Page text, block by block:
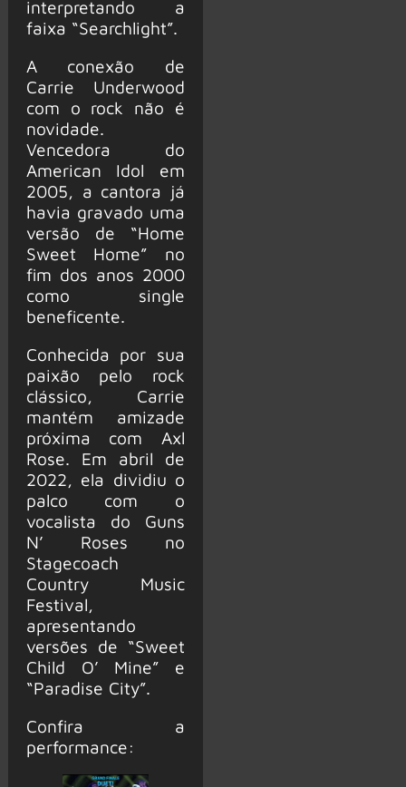
interpretando a
faixa “Searchlight”.
A conexão de
Carrie Underwood
com o rock não é
novidade.
Vencedora do
American Idol em
2005, a cantora já
havia gravado uma
versão de “Home
Sweet Home” no
fim dos anos 2000
como single
beneficente.
Conhecida por sua
paixão pelo rock
clássico, Carrie
mantém amizade
próxima com Axl
Rose. Em abril de
2022, ela dividiu o
palco com o
vocalista do Guns
N’ Roses no
Stagecoach
Country Music
Festival,
apresentando
versões de “Sweet
Child O’ Mine” e
“Paradise City”.
Confira a
performance: